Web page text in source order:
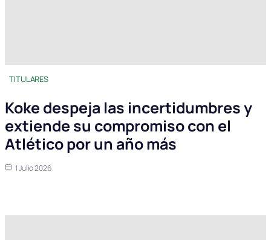
TITULARES
Koke despeja las incertidumbres y
extiende su compromiso con el
Atlético por un año más
1 Julio 2026